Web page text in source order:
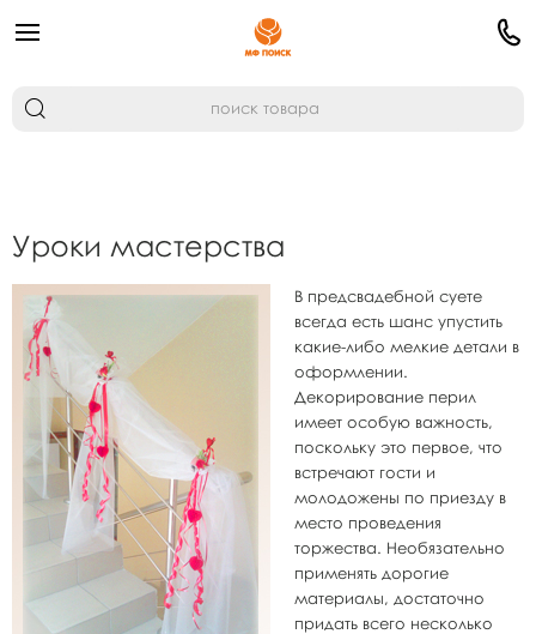
Уроки мастерства
В предсвадебной суете
всегда есть шанс упустить
какие-либо мелкие детали в
оформлении.
Декорирование перил
имеет особую важность,
поскольку это первое, что
встречают гости и
молодожены по приезду в
место проведения
торжества. Необязательно
применять дорогие
материалы, достаточно
придать всего несколько